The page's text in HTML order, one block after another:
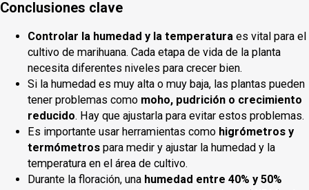
Conclusiones clave
Controlar la humedad y la temperatura es vital para el
cultivo de marihuana. Cada etapa de vida de la planta
necesita diferentes niveles para crecer bien.
Si la humedad es muy alta o muy baja, las plantas pueden
tener problemas como moho, pudrición o crecimiento
reducido. Hay que ajustarla para evitar estos problemas.
Es importante usar herramientas como higrómetros y
termómetros para medir y ajustar la humedad y la
temperatura en el área de cultivo.
Durante la floración, una humedad entre 40% y 50%